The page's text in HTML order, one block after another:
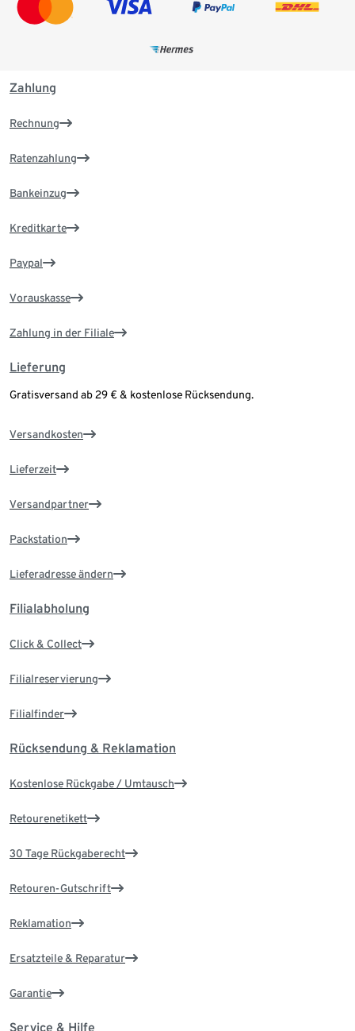
Zahlung
Rechnung
Ratenzahlung
Bankeinzug
Kreditkarte
Paypal
Vorauskasse
Zahlung in der Filiale
Lieferung
Gratisversand ab 29 € & kostenlose Rücksendung.
Versandkosten
Lieferzeit
Versandpartner
Packstation
Lieferadresse ändern
Filialabholung
Click & Collect
Filialreservierung
Filialfinder
Rücksendung & Reklamation
Kostenlose Rückgabe / Umtausch
Retourenetikett
30 Tage Rückgaberecht
Retouren-Gutschrift
Reklamation
Ersatzteile & Reparatur
Garantie
Service & Hilfe